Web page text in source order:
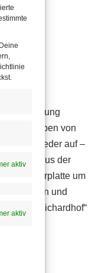
aktiv
aktiv
die Vorlieben von
sperrt wieder auf –
aus der
um
und
der „Richardhof“